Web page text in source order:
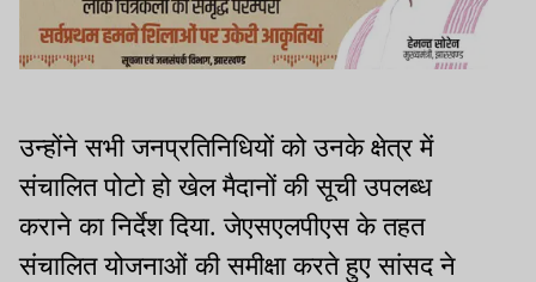
उन्होंने सभी जनप्रतिनिधियों को उनके क्षेत्र में
संचालित पोटो हो खेल मैदानों की सूची उपलब्ध
कराने का निर्देश दिया. जेएसएलपीएस के तहत
संचालित योजनाओं की समीक्षा करते हुए सांसद ने